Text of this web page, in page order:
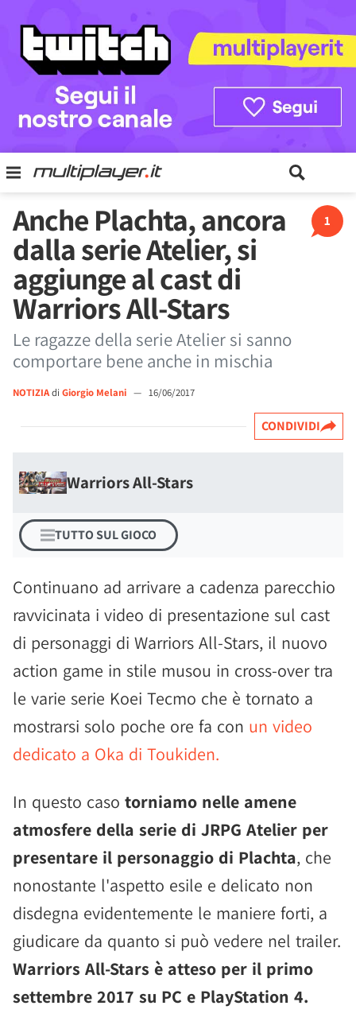
1
Anche Plachta, ancora
dalla serie Atelier, si
aggiunge al cast di
Warriors All-Stars
Le ragazze della serie Atelier si sanno
comportare bene anche in mischia
NOTIZIAdi Giorgio Melani — 16/06/2017
CONDIVIDI
Warriors All-Stars
TUTTO SUL GIOCO
Continuano ad arrivare a cadenza parecchio
ravvicinata i video di presentazione sul cast
di personaggi di Warriors All-Stars, il nuovo
action game in stile musou in cross-over tra
le varie serie Koei Tecmo che è tornato a
mostrarsi solo poche ore fa con un video
dedicato a Oka di Toukiden.
In questo caso torniamo nelle amene
atmosfere della serie di JRPG Atelier per
presentare il personaggio di Plachta, che
nonostante l'aspetto esile e delicato non
disdegna evidentemente le maniere forti, a
giudicare da quanto si può vedere nel trailer.
Warriors All-Stars è atteso per il primo
settembre 2017 su PC e PlayStation 4.